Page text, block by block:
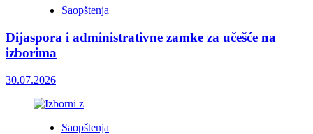
Saopštenja
Dijaspora i administrativne zamke za učešće na
izborima
30.07.2026
Saopštenja